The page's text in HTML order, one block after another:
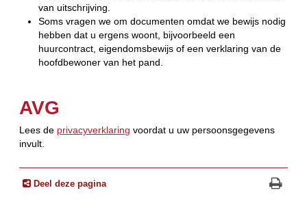
van uitschrijving.
Soms vragen we om documenten omdat we bewijs nodig
hebben dat u ergens woont, bijvoorbeeld een
huurcontract, eigendomsbewijs of een verklaring van de
hoofdbewoner van het pand.
AVG
Lees de privacyverklaring voordat u uw persoonsgegevens
invult.
Deel deze pagina